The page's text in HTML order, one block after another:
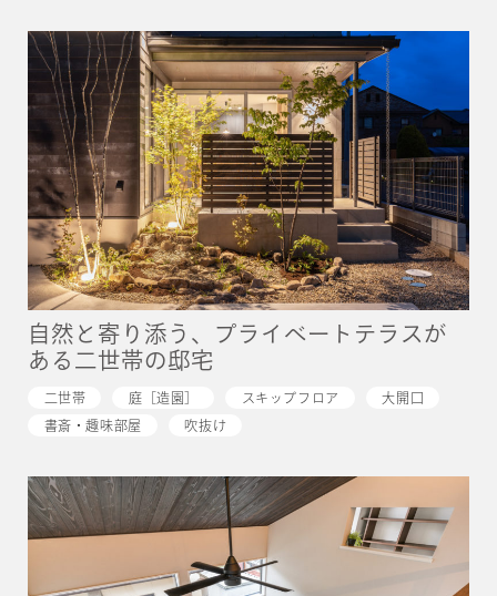
自然と寄り添う、プライベートテラスが
ある二世帯の邸宅
二世帯 庭［造園］ スキップフロア 大開口
書斎・趣味部屋 吹抜け